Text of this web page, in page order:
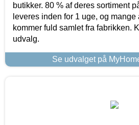
butikker. 80 % af deres sortiment
leveres inden for 1 uge, og mange
kommer fuld samlet fra fabrikken.
udvalg.
Se udvalget på